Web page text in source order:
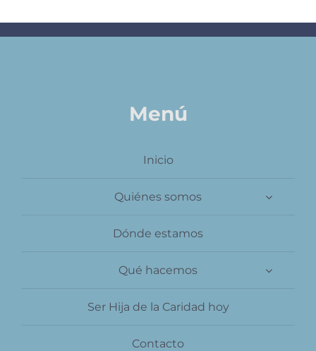
Menú
Inicio
Quiénes somos
Dónde estamos
Qué hacemos
Ser Hija de la Caridad hoy
Contacto